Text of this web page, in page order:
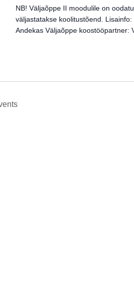
NB! Väljaõppe II moodulile on
väljastatakse koolitustõend.
Andekas Väljaõppe koostööpartner: